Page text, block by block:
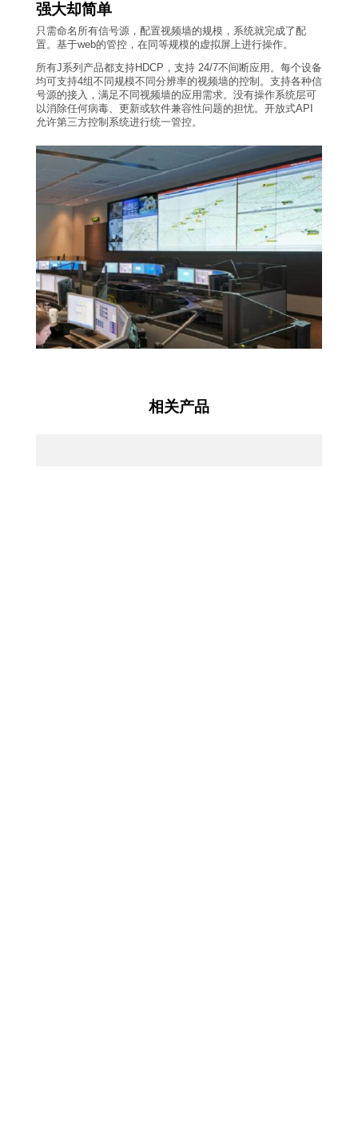
强大却简单
只需命名所有信号源，配置视频墙的规模，系统就完成了配
置。基于web的管控，在同等规模的虚拟屏上进行操作。
所有J系列产品都支持HDCP，支持 24/7不间断应用。每个设备
均可支持4组不同规模不同分辨率的视频墙的控制。支持各种信
号源的接入，满足不同视频墙的应用需求。没有操作系统层可
以消除任何病毒、更新或软件兼容性问题的担忧。开放式API
允许第三方控制系统进行统一管控。
相关产品